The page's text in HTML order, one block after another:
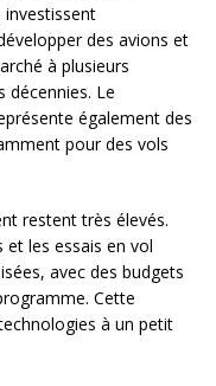
investissent
des avions et
à plusieurs
décennies. Le
également des
pour des vols
restent très élevés.
les essais en vol
avec des budgets
Cette
à un petit